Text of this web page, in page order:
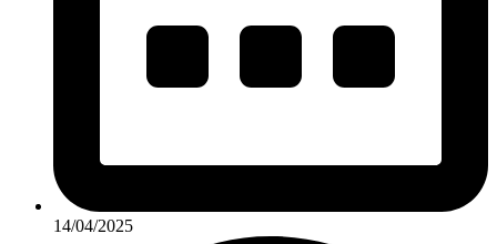
14/04/2025